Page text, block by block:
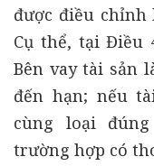
được điều chỉnh
Cụ thể, tại Điều
Bên vay tài sản
đến hạn; nếu
cùng loại
trường hợp có